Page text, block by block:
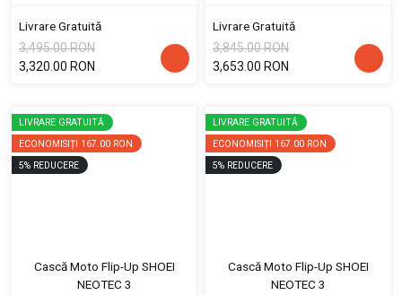
Livrare Gratuită
3,495.00 RON
3,320.00 RON
Livrare Gratuită
3,845.00 RON
3,653.00 RON
LIVRARE GRATUITĂ
ECONOMISIȚI 167.00 RON
5% REDUCERE
Cască Moto Flip-Up SHOEI
NEOTEC 3
LIVRARE GRATUITĂ
ECONOMISIȚI 167.00 RON
5% REDUCERE
Cască Moto Flip-Up SHOEI
NEOTEC 3